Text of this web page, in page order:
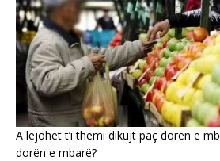
A lejohet t’i themi dikujt paç dorën e
dorën e mbarë?